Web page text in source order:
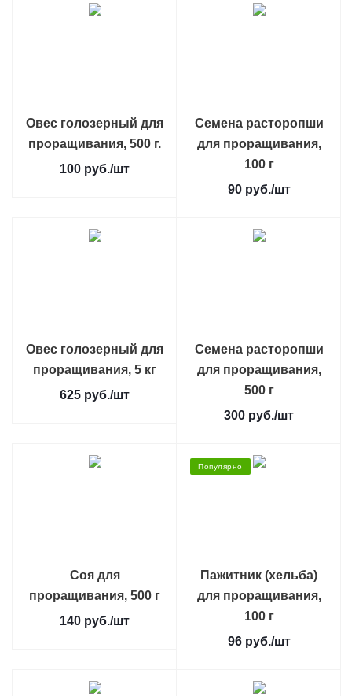
Овес голозерный для
проращивания, 500 г.
100 руб./шт
Семена расторопши
для проращивания,
100 г
90руб./шт
Овес голозерный для
проращивания, 5 кг
625 руб./шт
Семена расторопши
для проращивания,
500 г
300 руб./шт
Соя для
проращивания, 500 г
140 руб./шт
Популярно
Пажитник (хельба)
для проращивания,
100 г
96руб./шт